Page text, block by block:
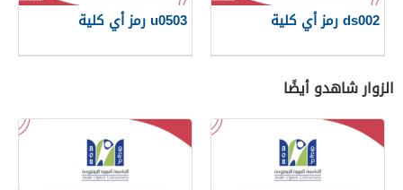
ds002 رمز أي كلية u0503 رمز أي كلية
الزوار شاهدو أيضًا